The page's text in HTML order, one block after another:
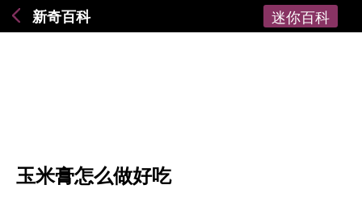
新奇百科 迷你百科
玉米膏怎么做好吃